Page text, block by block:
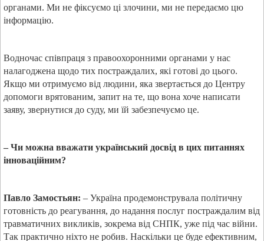
органами. Ми не фіксуємо ці злочини, ми не передаємо цю
інформацію.
Водночас співпраця з правоохоронними органами у нас
налагоджена щодо тих постраждалих, які готові до цього.
Якщо ми отримуємо від людини, яка звертається до Центру
допомоги врятованим, запит на те, що вона хоче написати
заяву, звернутися до суду, ми їй забезпечуємо це.
– Чи можна вважати український досвід в цих питаннях
інноваційним?
Павло Замостьян: – Україна продемонструвала політичну
готовність до реагування, до надання послуг постраждалим від
травматичних викликів, зокрема від СНПК, уже під час війни.
Так практично ніхто не робив. Наскільки це буде ефективним,